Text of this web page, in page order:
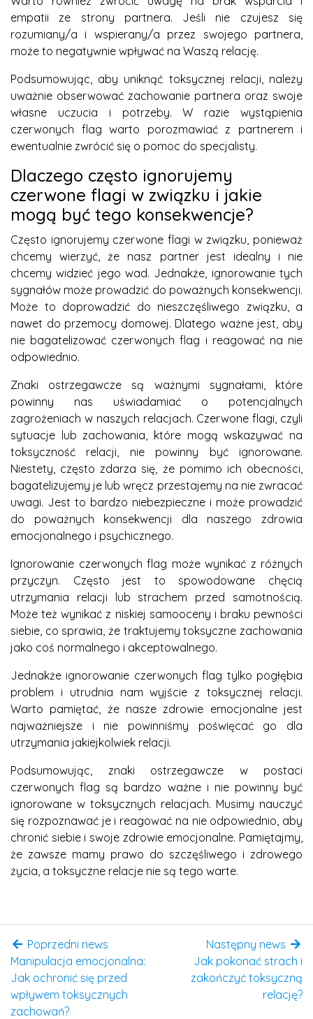
empatii ze strony partnera. Jeśli nie czujesz się
rozumiany/a i wspierany/a przez swojego partnera,
może to negatywnie wpływać na Waszą relację.
Podsumowując, aby uniknąć toksycznej relacji, należy
uważnie obserwować zachowanie partnera oraz swoje
własne uczucia i potrzeby. W razie wystąpienia
czerwonych flag warto porozmawiać z partnerem i
ewentualnie zwrócić się o pomoc do specjalisty.
Dlaczego często ignorujemy
czerwone flagi w związku i jakie
mogą być tego konsekwencje?
Często ignorujemy czerwone flagi w związku, ponieważ
chcemy wierzyć, że nasz partner jest idealny i nie
chcemy widzieć jego wad. Jednakże, ignorowanie tych
sygnałów może prowadzić do poważnych konsekwencji.
Może to doprowadzić do nieszczęśliwego związku, a
nawet do przemocy domowej. Dlatego ważne jest, aby
nie bagatelizować czerwonych flag i reagować na nie
odpowiednio.
Znaki ostrzegawcze są ważnymi sygnałami, które
powinny nas uświadamiać o potencjalnych
zagrożeniach w naszych relacjach. Czerwone flagi, czyli
sytuacje lub zachowania, które mogą wskazywać na
toksyczność relacji, nie powinny być ignorowane.
Niestety, często zdarza się, że pomimo ich obecności,
bagatelizujemy je lub wręcz przestajemy na nie zwracać
uwagi. Jest to bardzo niebezpieczne i może prowadzić
do poważnych konsekwencji dla naszego zdrowia
emocjonalnego i psychicznego.
Ignorowanie czerwonych flag może wynikać z różnych
przyczyn. Często jest to spowodowane chęcią
utrzymania relacji lub strachem przed samotnością.
Może też wynikać z niskiej samooceny i braku pewności
siebie, co sprawia, że traktujemy toksyczne zachowania
jako coś normalnego i akceptowalnego.
Jednakże ignorowanie czerwonych flag tylko pogłębia
problem i utrudnia nam wyjście z toksycznej relacji.
Warto pamiętać, że nasze zdrowie emocjonalne jest
najważniejsze i nie powinniśmy poświęcać go dla
utrzymania jakiejkolwiek relacji.
Podsumowując, znaki ostrzegawcze w postaci
czerwonych flag są bardzo ważne i nie powinny być
ignorowane w toksycznych relacjach. Musimy nauczyć
się rozpoznawać je i reagować na nie odpowiednio, aby
chronić siebie i swoje zdrowie emocjonalne. Pamiętajmy,
że zawsze mamy prawo do szczęśliwego i zdrowego
życia, a toksyczne relacje nie są tego warte.
Poprzedni news
Manipulacja emocjonalna:
Jak ochronić się przed
wpływem toksycznych
zachowań?
Następny news
Jak pokonać strach i
zakończyć toksyczną
relację?